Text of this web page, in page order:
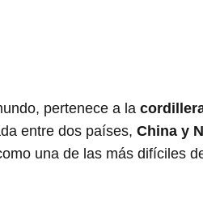
pertenece a la
entre dos países, China y
una de las más difíciles